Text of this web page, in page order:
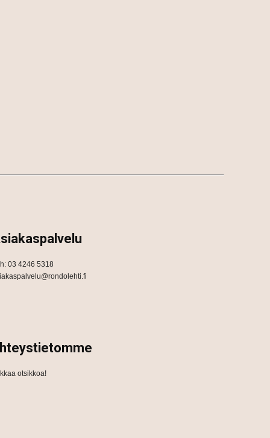
03 4246 5318
otsikkoa!